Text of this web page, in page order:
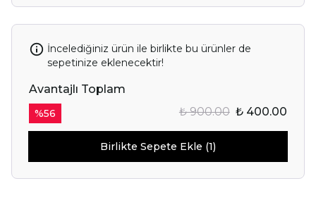
İncelediğiniz ürün ile birlikte bu ürünler de
sepetinize eklenecektir!
Avantajlı Toplam
%56 ₺ 900.00 ₺ 400.00
Birlikte Sepete Ekle (1)